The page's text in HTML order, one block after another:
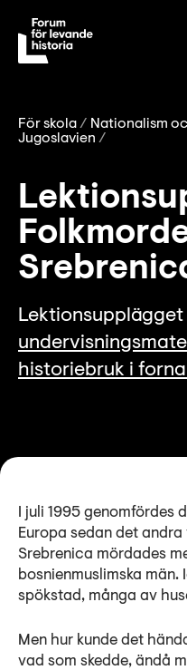
För skola
Nationalism
Jugoslavien
Lektionsupplägget
historiebruk i
I juli 1995
Europa sedan det
Srebrenica mördades
bosnienmuslimska
spökstad, många av
Men hur kunde det
vad som skedde, ändå